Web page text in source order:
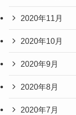
2020年11月
2020年10月
2020年9月
2020年8月
2020年7月